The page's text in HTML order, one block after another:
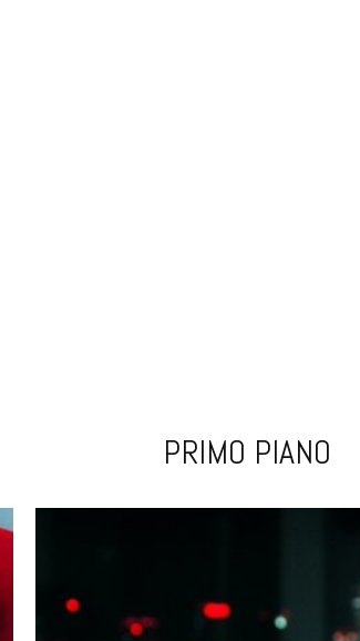
PRIMO PIANO